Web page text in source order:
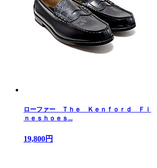
ローファー Ｔｈｅ Ｋｅｎｆｏｒｄ Ｆｉ
ｎｅｓｈｏｅｓ...
19,800円